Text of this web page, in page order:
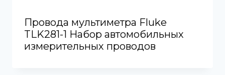
Провода мультиметра Fluke
TLK281-1 Набор автомобильных
измерительных проводов